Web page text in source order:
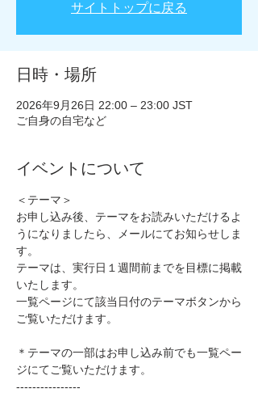
サイトトップに戻る
日時・場所
2026年9月26日 22:00 – 23:00 JST
ご自身の自宅など
イベントについて
＜テーマ＞
お申し込み後、テーマをお読みいただけるよ
うになりましたら、メールにてお知らせしま
す。
テーマは、実行日１週間前までを目標に掲載
いたします。
一覧ページにて該当日付のテーマボタンから
ご覧いただけます。
＊テーマの一部はお申し込み前でも一覧ペー
ジにてご覧いただけます。
----------------